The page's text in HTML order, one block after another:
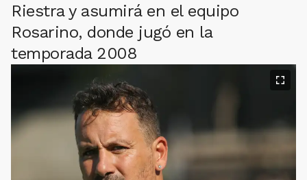
Riestra y asumirá en el equipo
Rosarino, donde jugó en la
temporada 2008